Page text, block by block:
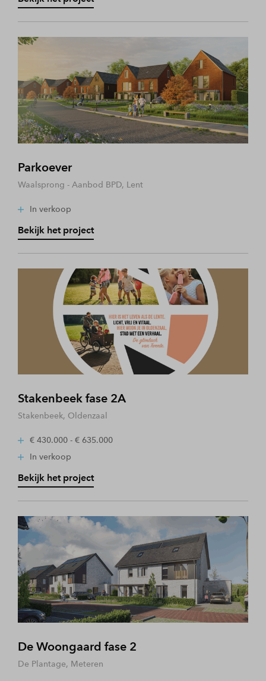
Parkoever
Waalsprong - Aanbod BPD, Lent
In verkoop
Bekijk het project
Stakenbeek fase 2A
Stakenbeek, Oldenzaal
€ 430.000 - € 635.000
In verkoop
Bekijk het project
De Woongaard fase 2
De Plantage, Meteren